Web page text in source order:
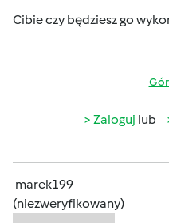
Cibie czy będziesz go
Zaloguj lub
marek199
(niezweryfikowany)